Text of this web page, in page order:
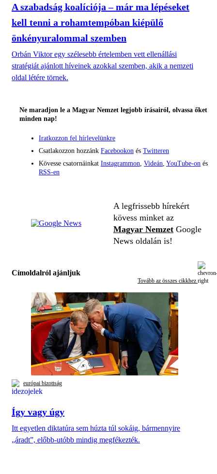
A szabadság koalíciója – már ma lépéseket
kell tenni a rohamtempóban kiépülő
önkényuralommal szemben
Orbán Viktor egy szélesebb értelemben vett ellenállási
stratégiát ajánlott híveinek azokkal szemben, akik a nemzeti
oldal létére törnek.
Ne maradjon le a Magyar Nemzet legjobb írásairól, olvassa őket
minden nap!
Iratkozzon fel hírlevelünkre
Csatlakozzon hozzánk Facebookon és Twitteren
Kövesse csatornáinkat Instagrammon Videán YouTube-on és
RSS-en
A legfrissebb hírekért
kövess minket az
Magyar Nemzet Google
News oldalán is!
Címoldalról ajánljuk
Tovább az összes cikkhez
európai bizottság
Így vagy úgy
Itt egyetlen diktatúra sem húzta túl sokáig, bármennyire
„áradt”, előbb-utóbb mindig megfékezték.